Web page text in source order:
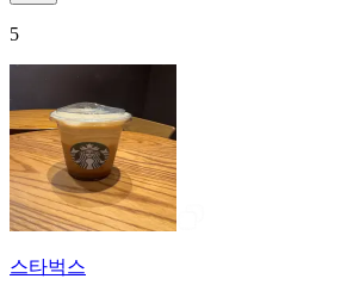
5
스타벅스